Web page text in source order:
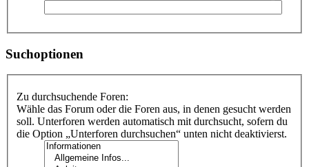
Suchoptionen
Zu durchsuchende Foren:
Wähle das Forum oder die Foren aus, in denen gesucht werden
soll. Unterforen werden automatisch mit durchsucht, sofern du
die Option „Unterforen durchsuchen“ unten nicht deaktivierst.